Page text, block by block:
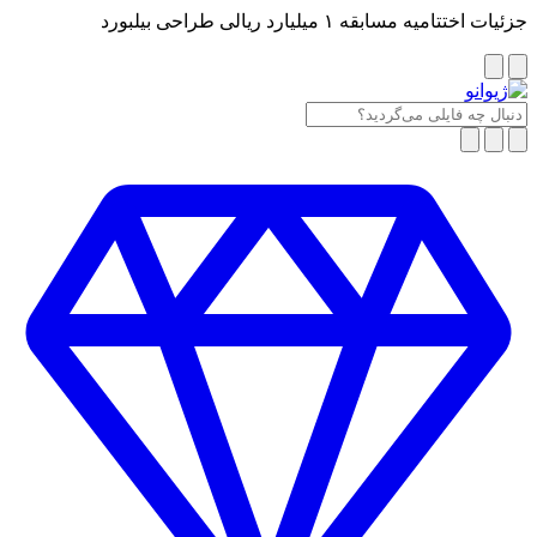
جزئیات اختتامیه مسابقه ۱ میلیارد ریالی طراحی بیلبورد